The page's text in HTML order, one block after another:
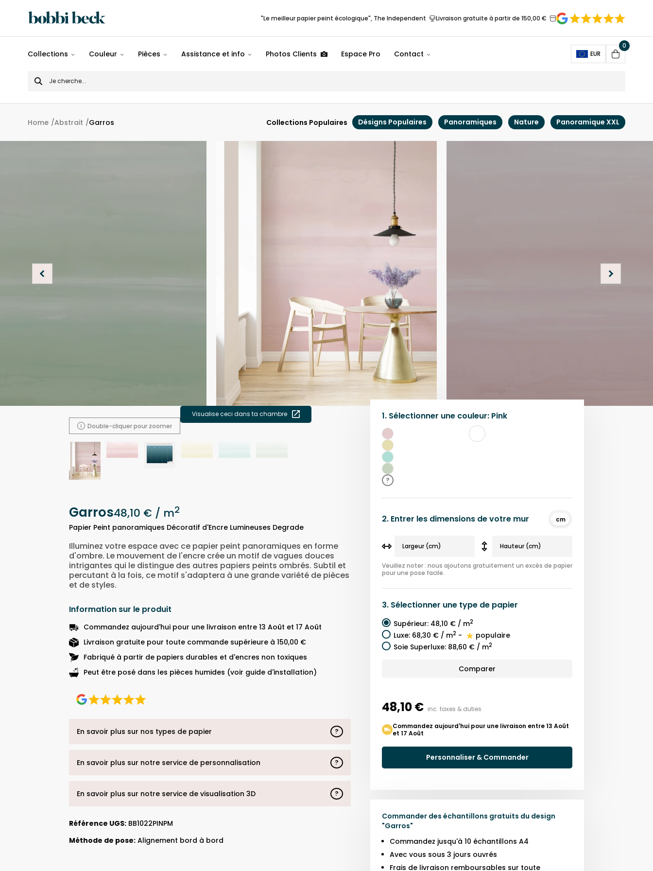
"Le meilleur papier peint écologique", The Independent Livraison gratuite à partir de 150,00 €
Populaires
Panoramiques
Collections Couleur Pièces Assistance et info Photos Clients Espace Pro Contact EUR
Open
Cart
0
Search
for
Home Abstrait Garros Collections Populaires Désigns Populaires Panoramiques Nature Panoramique XXL
Double-cliquer pour zoomer
Visualise ceci dans ta chambre
Garros48,10 € / m2
Papier Peint panoramiques Décoratif d'Encre Lumineuses Degrade
1. Sélectionner une couleur: Pink
Rose
Jaune
Bleu
Sarcelle
Vert
?
2. Entrer les dimensions de votre mur cm
Veuillez noter : nous ajoutons gratuitement un excès de papier
pour une pose facile.
3. Sélectionner une type de papier
Supérieur: 48,10 € / m2
Luxe: 68,30 € / m2 -
populaire
Soie Superluxe: 88,60 € / m2
Comparer
48,10 € inc. taxes & duties
Commandez aujourd'hui pour une livraison entre 13 Août
et 17 Août
Personnaliser & Commander
Commander des échantillons gratuits du design
"Garros"
Commandez jusqu'à 10 échantillons A4
Avec vous sous 3 jours ouvrés
Frais de livraison remboursables sur toute
Illuminez votre espace avec ce papier peint panoramiques en forme
d'ombre. Le mouvement de l'encre crée un motif de vagues douces
intrigantes qui le distingue des autres papiers peints ombrés. Subtil et
percutant à la fois, ce motif s'adaptera à une grande variété de pièces
et de styles.
Information sur le produit
Commandez aujourd'hui pour une livraison entre 13 Août et 17 Août
Livraison gratuite pour toute commande supérieure à 150,00 €
Fabriqué à partir de papiers durables et d'encres non toxiques
Peut être posé dans les pièces humides (voir guide d'installation)
En savoir plus sur nos types de papier ?
En savoir plus sur notre service de personnalisation ?
En savoir plus sur notre service de visualisation 3D ?
Référence UGS: BB1022PINPM
Méthode de pose: Alignement bord à bord